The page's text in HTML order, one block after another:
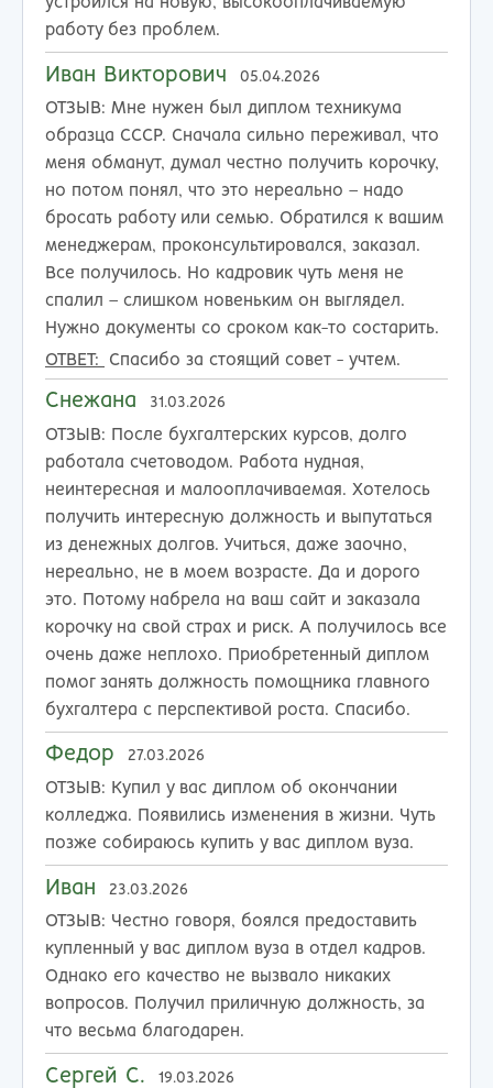
работу без проблем.
Иван Викторович 05.04.2026
ОТЗЫВ: Мне нужен был диплом техникума
образца СССР. Сначала сильно переживал, что
меня обманут, думал честно получить корочку,
но потом понял, что это нереально – надо
бросать работу или семью. Обратился к вашим
менеджерам, проконсультировался, заказал.
Все получилось. Но кадровик чуть меня не
спалил – слишком новеньким он выглядел.
Нужно документы со сроком как-то состарить.
ОТВЕТ:
Спасибо за стоящий совет - учтем.
Снежана 31.03.2026
ОТЗЫВ: После бухгалтерских курсов, долго
работала счетоводом. Работа нудная,
неинтересная и малооплачиваемая. Хотелось
получить интересную должность и выпутаться
из денежных долгов. Учиться, даже заочно,
нереально, не в моем возрасте. Да и дорого
это. Потому набрела на ваш сайт и заказала
корочку на свой страх и риск. А получилось все
очень даже неплохо. Приобретенный диплом
помог занять должность помощника главного
бухгалтера с перспективой роста. Спасибо.
Федор 27.03.2026
ОТЗЫВ: Купил у вас диплом об окончании
колледжа. Появились изменения в жизни. Чуть
позже собираюсь купить у вас диплом вуза.
Иван 23.03.2026
ОТЗЫВ: Честно говоря, боялся предоставить
купленный у вас диплом вуза в отдел кадров.
Однако его качество не вызвало никаких
вопросов. Получил приличную должность, за
что весьма благодарен.
Сергей С. 19.03.2026